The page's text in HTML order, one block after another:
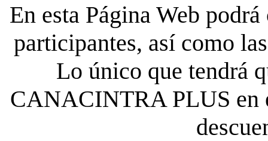
En esta Página Web
participantes, así como
Lo único que tendrá
CANACINTRA PLUS en